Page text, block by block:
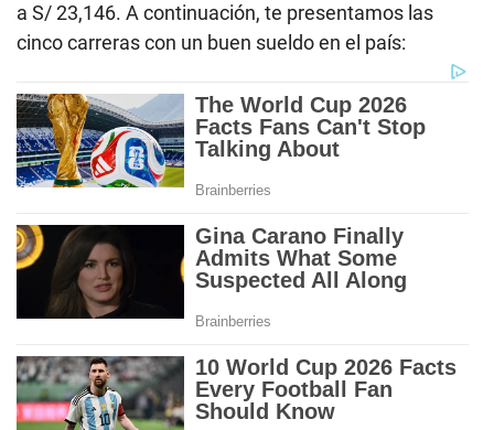
a S/ 23,146. A continuación, te presentamos las
cinco carreras con un buen sueldo en el país: